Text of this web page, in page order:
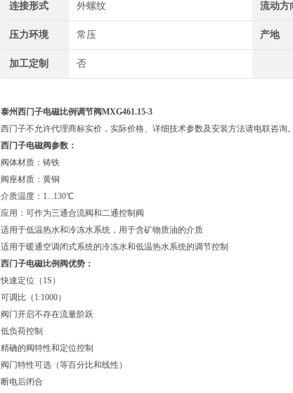
连接形式 外螺纹 流动方
压力环境 常压 产地
加工定制 否
泰州西门子电磁比例调节阀MXG461.15-3
西门子不允许代理商标实价，实际价格、详细技术参数及安装方法请电联咨询。
西门子电磁阀参数：
阀体材质：铸铁
阀座材质：黄铜
介质温度：1...130℃
应用：可作为三通合流阀和二通控制阀
适用于低温热水和冷冻水系统，用于含矿物质油的介质
适用于暖通空调闭式系统的冷冻水和低温热水系统的调节控制
西门子电磁比例阀优势：
快速定位（1S）
可调比（1:1000）
阀门开启不存在流量阶跃
低负荷控制
精确的阀特性和定位控制
阀门特性可选（等百分比和线性）
断电后闭合